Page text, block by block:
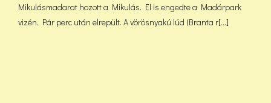
Mikulásmadarat hozott a Mikulás. El is engedte a Madárpark
vizén. Pár perc után elrepült. A vörösnyakú lúd (Branta r[...]